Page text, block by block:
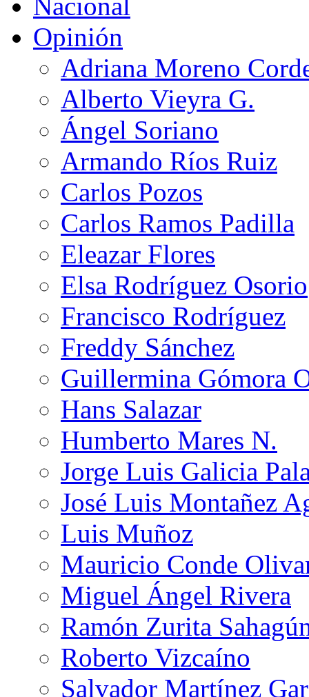
Opinión
Adriana Moreno
Alberto Vieyra G.
Ángel Soriano
Armando Ríos Ruiz
Carlos Pozos
Carlos Ramos Padilla
Eleazar Flores
Elsa Rodríguez Osorio
Francisco Rodríguez
Freddy Sánchez
Guillermina Gómora
Hans Salazar
Humberto Mares N.
Jorge Luis Galicia
José Luis Montañez
Luis Muñoz
Mauricio Conde
Miguel Ángel Rivera
Ramón Zurita
Roberto Vizcaíno
Salvador Martínez